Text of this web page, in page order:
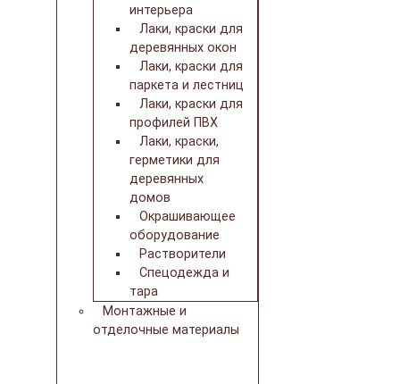
интерьера
Лаки, краски для
деревянных окон
Лаки, краски для
паркета и лестниц
Лаки, краски для
профилей ПВХ
Лаки, краски,
герметики для
деревянных
домов
Окрашивающее
оборудование
Растворители
Спецодежда и
тара
Монтажные и
отделочные материалы